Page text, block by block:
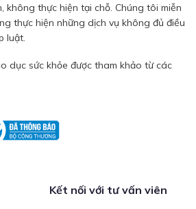
không thực hiện tại chỗ. Chúng tôi miễn
thực hiện những dịch vụ không đủ điều
luật.
dục sức khỏe được tham khảo từ các
Kết nối với tư vấn viên